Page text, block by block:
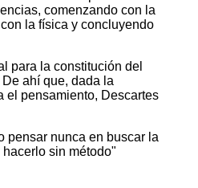
comenzando con la
la física y concluyendo
para la constitución del
ahí que, dada la
el pensamiento, Descartes
pensar nunca en buscar la
sin método"